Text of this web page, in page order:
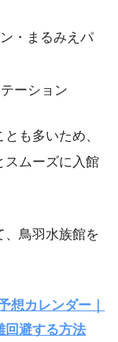
・まるみえパ
ーション
も多いため、
スムーズに入館
、鳥羽水族館を
想カレンダー｜
回避する方法